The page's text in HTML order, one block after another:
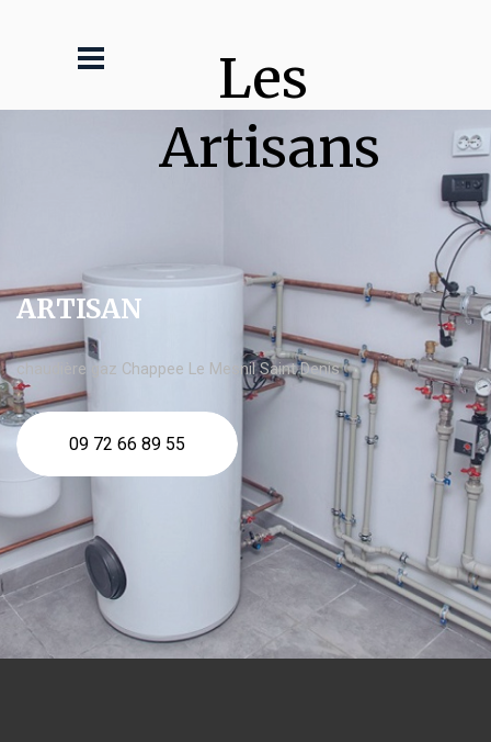
Les
Artisans
ARTISAN
chaudière gaz Chappee Le Mesnil Saint Denis
09 72 66 89 55